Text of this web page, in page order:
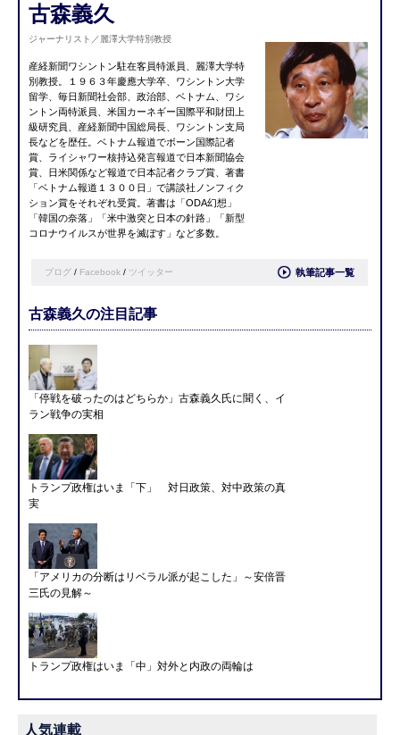
古森義久
ジャーナリスト／麗澤大学特別教授
産経新聞ワシントン駐在客員特派員、麗澤大学特
別教授。１９６３年慶應大学卒、ワシントン大学
留学、毎日新聞社会部、政治部、ベトナム、ワシ
ントン両特派員、米国カーネギー国際平和財団上
級研究員、産経新聞中国総局長、ワシントン支局
長などを歴任。ベトナム報道でボーン国際記者
賞、ライシャワー核持込発言報道で日本新聞協会
賞、日米関係など報道で日本記者クラブ賞、著書
「ベトナム報道１３００日」で講談社ノンフィク
ション賞をそれぞれ受賞。著書は「ODA幻想」
「韓国の奈落」「米中激突と日本の針路」「新型
コロナウイルスが世界を滅ぼす」など多数。
ブログ / Facebook / ツイッター 執筆記事一覧
古森義久の注目記事
「停戦を破ったのはどちらか」古森義久氏に聞く、イ
ラン戦争の実相
トランプ政権はいま「下」 対日政策、対中政策の真
実
「アメリカの分断はリベラル派が起こした」～安倍晋
三氏の見解～
トランプ政権はいま「中」対外と内政の両輪は
人気連載